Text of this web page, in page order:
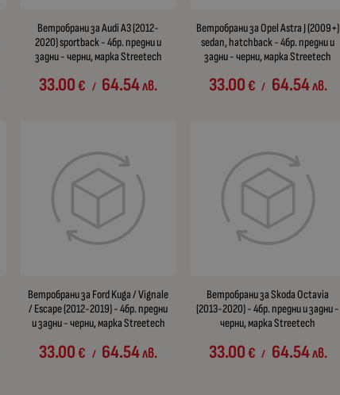
Ветробрани за Audi A3 (2012-
2020) sportback - 4бр. предни и
задни - черни, марка Streetech
33.00€ / 64.54лв.
Ветробрани за Opel Astra J (2009+)
sedan, hatchback - 4бр. предни и
задни - черни, марка Streetech
33.00€ / 64.54лв.
Ветробрани за Ford Kuga / Vignale
/ Escape (2012-2019) - 4бр. предни
и задни - черни, марка Streetech
33.00€ / 64.54лв.
Ветробрани за Skoda Octavia
(2013-2020) - 4бр. предни и задни -
черни, марка Streetech
33.00€ / 64.54лв.